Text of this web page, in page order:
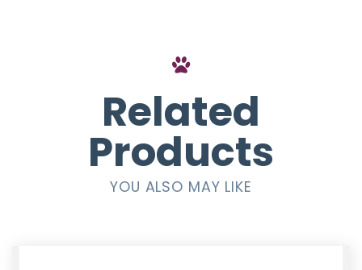
Related
Products
YOU ALSO MAY LIKE